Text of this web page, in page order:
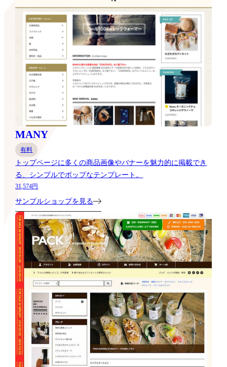
MANY
有料
トップページに多くの商品画像やバナーを魅力的に掲載でき
る、シンプルでポップなテンプレート。
31,574円
サンプルショップを見る